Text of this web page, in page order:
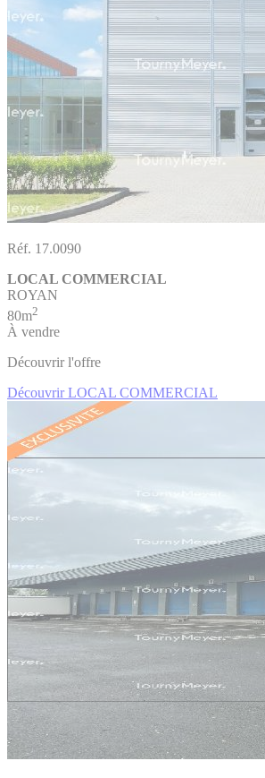
Réf. 17.0090
LOCAL COMMERCIAL
ROYAN
80m2
À vendre
Découvrir l'offre
Découvrir LOCAL COMMERCIAL